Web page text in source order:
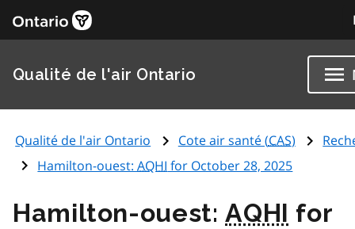
Qualité de l'air Ontario
Qualité de l'air Ontario Cote air santé (CAS)
Hamilton-ouest:AQHI for October 28, 2025
Hamilton-ouest:AQHI for